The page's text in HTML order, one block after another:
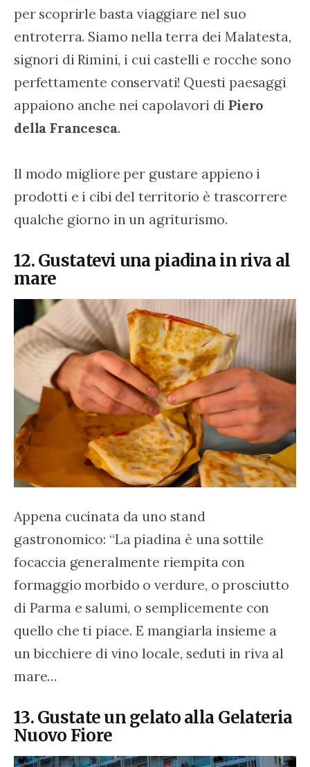
per scoprirle basta viaggiare nel suo
entroterra. Siamo nella terra dei Malatesta,
signori di Rimini, i cui castelli e rocche sono
perfettamente conservati! Questi paesaggi
appaiono anche nei capolavori di Piero
della Francesca.
Il modo migliore per gustare appieno i
prodotti e i cibi del territorio è trascorrere
qualche giorno in un agriturismo.
12. Gustatevi una piadina in riva al
mare
Appena cucinata da uno stand
gastronomico: “La piadina è una sottile
focaccia generalmente riempita con
formaggio morbido o verdure, o prosciutto
di Parma e salumi, o semplicemente con
quello che ti piace. E mangiarla insieme a
un bicchiere di vino locale, seduti in riva al
mare…
13. Gustate un gelato alla Gelateria
Nuovo Fiore